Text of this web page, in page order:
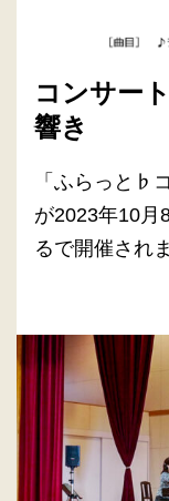
コンサー
響き
「ふらっと♭
が2023年10月
るで開催され